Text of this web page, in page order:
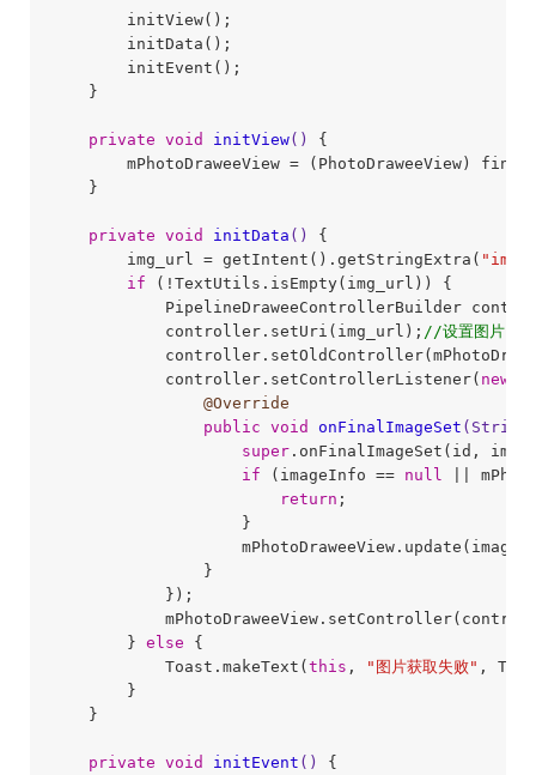
        initView();
        initData();
        initEvent();
    }
private void initView()
{
mPhotoDraweeView = (PhotoDraweeView)
    }
private void initData ()
{
        img_url = getIntent().getStringExtra(
if (!TextUtils.isEmpty(img_url)) {
PipelineDraweeControllerBuilder
            controller.setUri(img_url);
//设置图片url
            controller.setControllerListener(
new
@Override
public void onFinalImageSet (String
super.onFinalImageSet(id,
if (imageInfo == null
||
return ;
                    }
                }
            });
        }
else {
            Toast.makeText(
this , "图片获取失败" ,
        }
    }
private void initEvent ()
{